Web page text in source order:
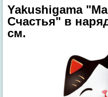
Yakushigama
Счастья" в
см.